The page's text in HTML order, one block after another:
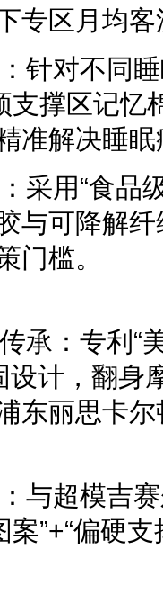
专区月均
针对不同
支撑区记忆
准解决睡
采用“食品
与可降解
门槛。
承：专利“
计，翻身
东丽思卡
与超模吉
案”+“偏硬